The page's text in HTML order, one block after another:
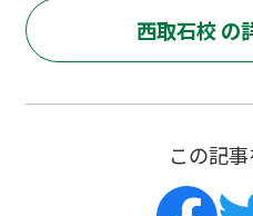
西取石校 の
この記